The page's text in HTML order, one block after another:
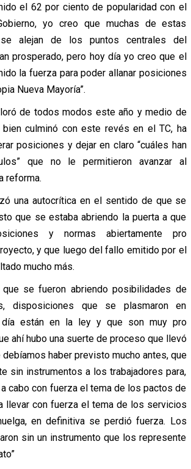
el 62 por ciento de popularidad con el
yo creo que muchas de estas
alejan de los puntos centrales del
prosperado, pero hoy día yo creo que el
la fuerza para poder allanar posiciones
Nueva Mayoría”.
de todos modos este año y medio de
culminó con este revés en el TC, ha
posiciones y dejar en claro “cuáles han
que no le permitieron avanzar al
reforma.
una autocrítica en el sentido de que se
que se estaba abriendo la puerta a que
y normas abiertamente pro
y que luego del fallo emitido por el
mucho más.
que se fueron abriendo posibilidades de
disposiciones que se plasmaron en
día están en la ley y que son muy pro
ahí hubo una suerte de proceso que llevó
debíamos haber previsto mucho antes, que
sin instrumentos a los trabajadores para,
cabo con fuerza el tema de los pactos de
llevar con fuerza el tema de los servicios
en definitiva se perdió fuerza. Los
sin un instrumento que los represente